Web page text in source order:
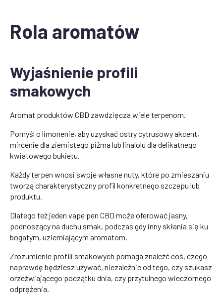
Rola aromatów
Wyjaśnienie profili
smakowych
Aromat produktów CBD zawdzięcza wiele terpenom.
Pomyśl o limonenie, aby uzyskać ostry cytrusowy akcent,
mircenie dla ziemistego piżma lub linalolu dla delikatnego
kwiatowego bukietu.
Każdy terpen wnosi swoje własne nuty, które po zmieszaniu
tworzą charakterystyczny profil konkretnego szczepu lub
produktu.
Dlatego też jeden vape pen CBD może oferować jasny,
podnoszący na duchu smak, podczas gdy inny skłania się ku
bogatym, uziemiającym aromatom.
Zrozumienie profili smakowych pomaga znaleźć coś, czego
naprawdę będziesz używać, niezależnie od tego, czy szukasz
orzeźwiającego początku dnia, czy przytulnego wieczornego
odprężenia.